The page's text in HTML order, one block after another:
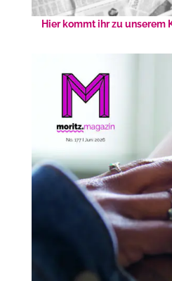
Hier kommt ihr zu unserem